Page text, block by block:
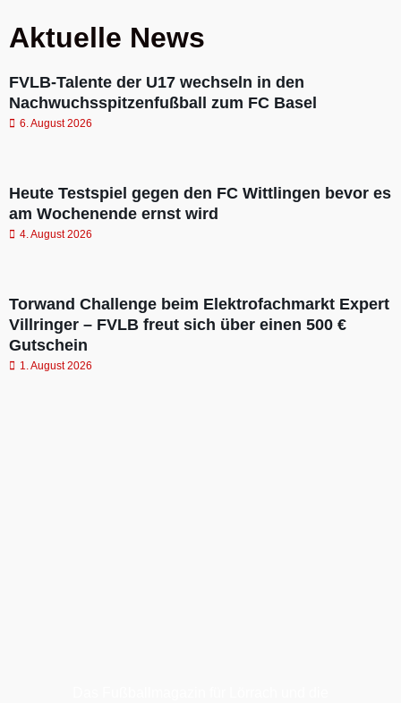
Aktuelle News
FVLB-Talente der U17 wechseln in den
Nachwuchsspitzenfußball zum FC Basel
6. August 2026
Heute Testspiel gegen den FC Wittlingen bevor es
am Wochenende ernst wird
4. August 2026
Torwand Challenge beim Elektrofachmarkt Expert
Villringer – FVLB freut sich über einen 500 €
Gutschein
1. August 2026